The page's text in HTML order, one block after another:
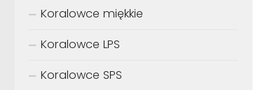
Koralowce miękkie
Koralowce LPS
Koralowce SPS